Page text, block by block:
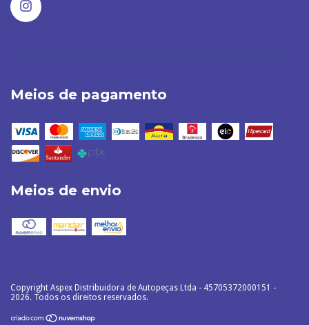
Meios de pagamento
Meios de envio
Copyright Aspex Distribuidora de Autopeças Ltda - 45705372000151 -
2026. Todos os direitos reservados.